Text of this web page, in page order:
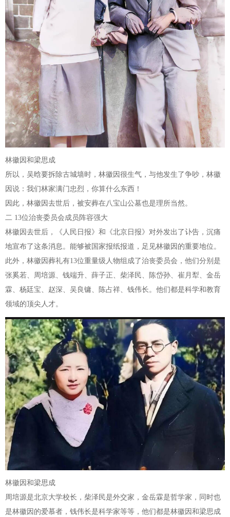
林徽因和梁思成
所以，吴晗要拆除古城墙时，林徽因很生气，与他发生了争吵，林徽
因说：我们林家满门忠烈，你算什么东西！
因此，林徽因去世后，被安葬在八宝山公墓也是理所当然。
二 13位治丧委员会成员阵容强大
林徽因去世后，《人民日报》和《北京日报》对外发出了讣告，沉痛
地宣布了这条消息。能够被国家报纸报道，足见林徽因的重要地位。
此外，林徽因葬礼有13位重量级人物组成了治丧委员会，他们分别是
张奚若、周培源、钱端升、薛子正、柴泽民、陈岱孙、崔月犁、金岳
霖、杨廷宝、赵深、吴良镛、陈占祥、钱伟长。他们都是科学和教育
领域的顶尖人才。
林徽因和梁思成
周培源是北京大学校长，柴泽民是外交家，金岳霖是哲学家，同时也
是林徽因的爱慕者，钱伟长是科学家等等，他们都是林徽因和梁思成